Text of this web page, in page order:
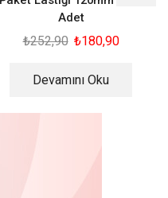
Adet
₺252,90 ₺180,90
Devamını Oku